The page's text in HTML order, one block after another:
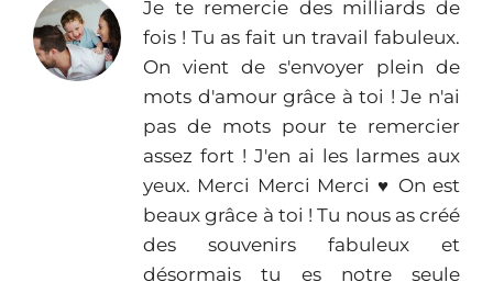
Je te remercie des milliards de
fois ! Tu as fait un travail fabuleux.
On vient de s'envoyer plein de
mots d'amour grâce à toi ! Je n'ai
pas de mots pour te remercier
assez fort ! J'en ai les larmes aux
yeux. Merci Merci Merci ♥︎ On est
beaux grâce à toi ! Tu nous as créé
des souvenirs fabuleux et
désormais tu es notre seule